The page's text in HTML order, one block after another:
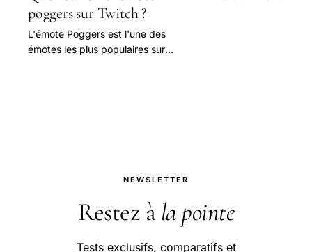
poggers sur Twitch ?
L'émote Poggers est l'une des
émotes les plus populaires sur
NEWSLETTER
Restez à la pointe
Tests exclusifs, comparatifs et